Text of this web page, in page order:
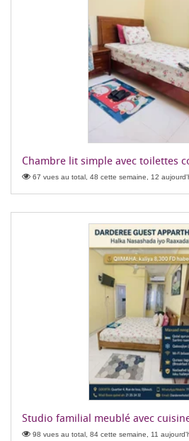
Chambre lit simple avec toilettes
67 vues au total, 48 cette semaine, 12
Studio familial meublé avec
98 vues au total, 84 cette semaine, 11